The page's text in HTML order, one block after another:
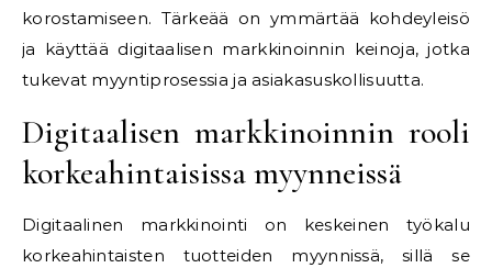
korostamiseen. Tärkeää on ymmärtää kohdeyleisö
ja käyttää digitaalisen markkinoinnin keinoja, jotka
tukevat myyntiprosessia ja asiakasuskollisuutta.
Digitaalisen markkinoinnin rooli
korkeahintaisissa myynneissä
Digitaalinen markkinointi on keskeinen työkalu
korkeahintaisten tuotteiden myynnissä, sillä se